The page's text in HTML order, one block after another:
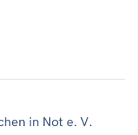
in Not e. V.